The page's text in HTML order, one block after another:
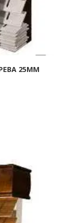
25ММ